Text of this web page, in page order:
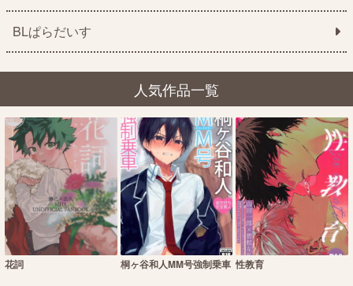
BLぱらだいす
人気作品一覧
花詞 桐ヶ谷和人MM号強制乗車 性教育